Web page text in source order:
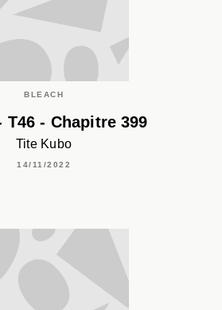
BLEACH
T46 - Chapitre 399
Tite Kubo
14/11/2022